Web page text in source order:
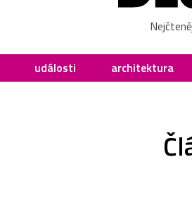
události architektura